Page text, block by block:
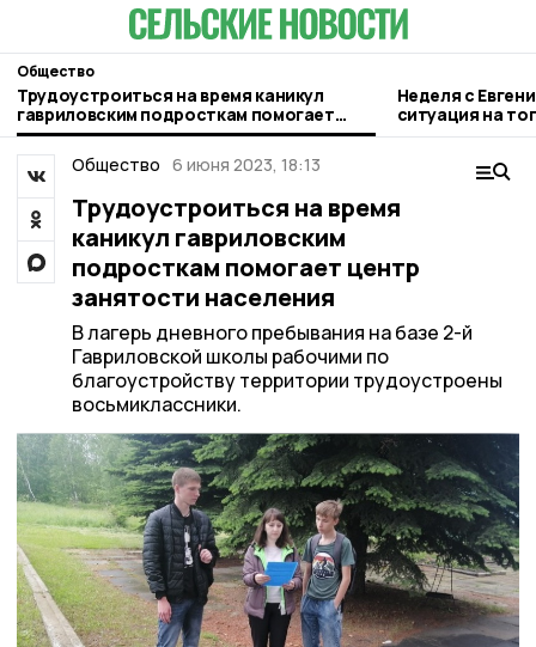
Общество
Трудоустроиться на время каникул
гавриловским подросткам помогает
центр занятости населения
Неделя с
ситуация на
городе и
Общество 6 июня 2023, 18:13
Трудоустроиться на время
каникул гавриловским
подросткам помогает центр
занятости населения
В лагерь дневного пребывания на базе 2-й
Гавриловской школы рабочими по
благоустройству территории трудоустроены
восьмиклассники.